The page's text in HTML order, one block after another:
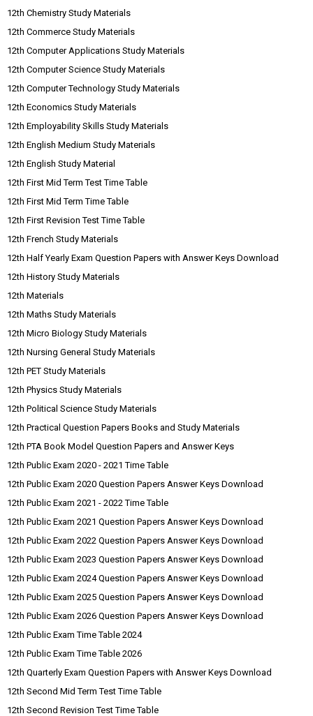
12th Chemistry Study Materials
12th Commerce Study Materials
12th Computer Applications Study Materials
12th Computer Science Study Materials
12th Computer Technology Study Materials
12th Economics Study Materials
12th Employability Skills Study Materials
12th English Medium Study Materials
12th English Study Material
12th First Mid Term Test Time Table
12th First Mid Term Time Table
12th First Revision Test Time Table
12th French Study Materials
12th Half Yearly Exam Question Papers with Answer Keys Download
12th History Study Materials
12th Materials
12th Maths Study Materials
12th Micro Biology Study Materials
12th Nursing General Study Materials
12th PET Study Materials
12th Physics Study Materials
12th Political Science Study Materials
12th Practical Question Papers Books and Study Materials
12th PTA Book Model Question Papers and Answer Keys
12th Public Exam 2020 - 2021 Time Table
12th Public Exam 2020 Question Papers Answer Keys Download
12th Public Exam 2021 - 2022 Time Table
12th Public Exam 2021 Question Papers Answer Keys Download
12th Public Exam 2022 Question Papers Answer Keys Download
12th Public Exam 2023 Question Papers Answer Keys Download
12th Public Exam 2024 Question Papers Answer Keys Download
12th Public Exam 2025 Question Papers Answer Keys Download
12th Public Exam 2026 Question Papers Answer Keys Download
12th Public Exam Time Table 2024
12th Public Exam Time Table 2026
12th Quarterly Exam Question Papers with Answer Keys Download
12th Second Mid Term Test Time Table
12th Second Revision Test Time Table